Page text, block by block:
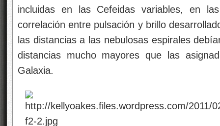
incluidas en las Cefeidas variables, en
correlación entre pulsación y brillo
las distancias a las nebulosas espirales
distancias mucho mayores que las
Galaxia.